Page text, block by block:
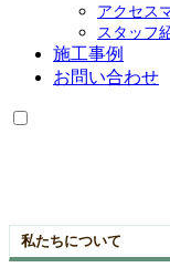
アクセス
スタッフ
施工事例
お問い合わせ
私たちについて